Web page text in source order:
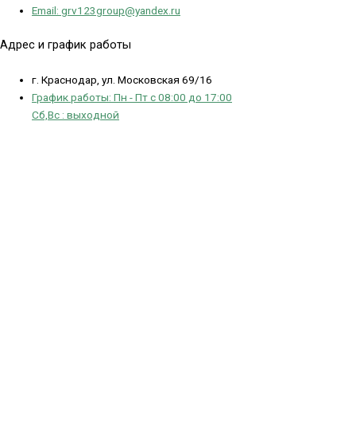
Email: grv123group@yandex.ru
Адрес и график работы
г. Краснодар, ул. Московская 69/16
График работы: Пн - Пт с 08:00 до 17:00
Сб,Вс : выходной